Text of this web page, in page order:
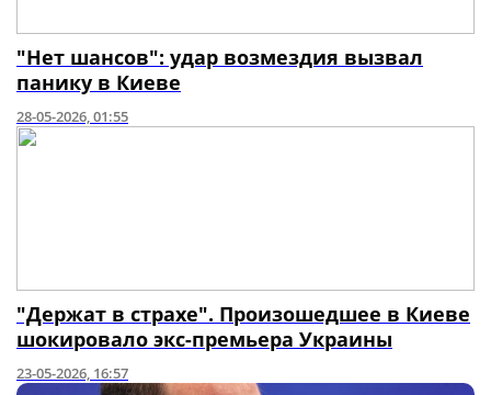
"Нет шансов": удар возмездия вызвал
панику в Киеве
28-05-2026, 01:55
"Держат в страхе". Произошедшее в Киеве
шокировало экс-премьера Украины
23-05-2026, 16:57